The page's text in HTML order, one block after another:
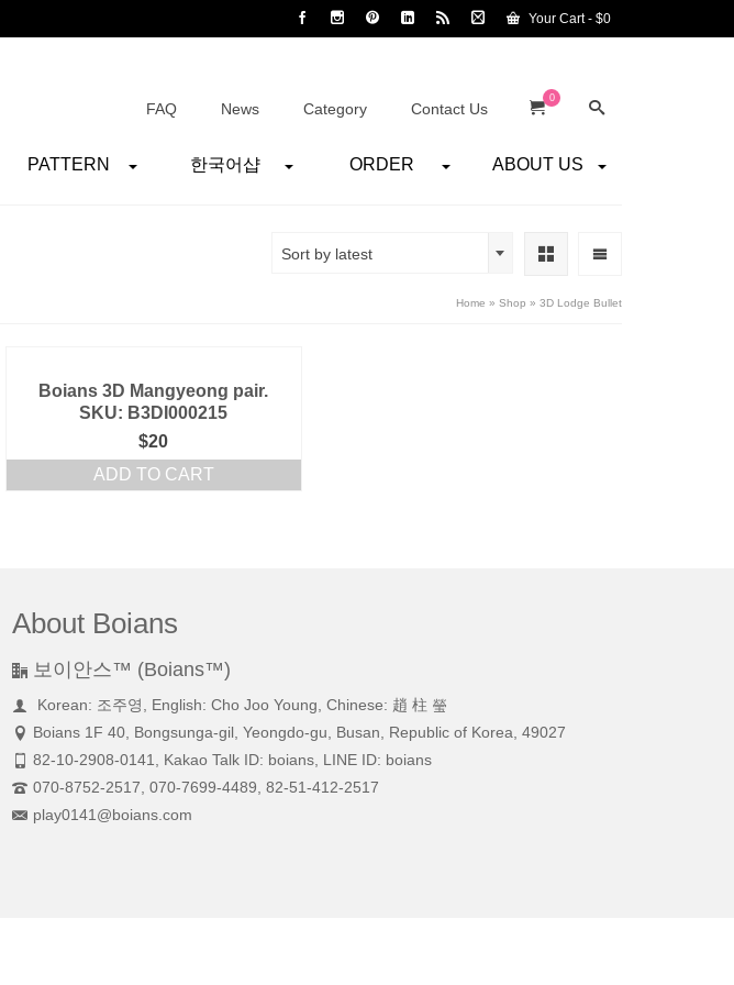
Your Cart- $0
FAQ News Category Contact Us
0
PATTERN 한국어샵 ORDER ABOUT US
Sort by latest
Home » Shop » 3D Lodge Bullet
Boians 3D Mangyeong pair.
SKU: B3DI000215
$20
ADD TO CART
About Boians
보이안스™ (Boians™)
Korean: 조주영, English: Cho Joo Young, Chinese: 趙 柱 瑩
Boians 1F 40, Bongsunga-gil, Yeongdo-gu, Busan, Republic of Korea, 49027
82-10-2908-0141, Kakao Talk ID: boians, LINE ID: boians
070-8752-2517, 070-7699-4489, 82-51-412-2517
play0141@boians.com